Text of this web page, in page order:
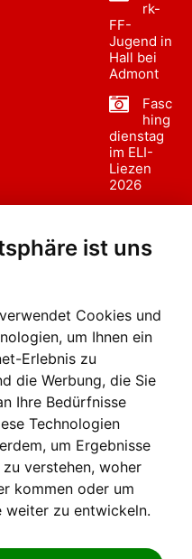
ist uns
Cookies und
um Ihnen ein
Erlebnis zu
die Werbung, die Sie
Ihre Bedürfnisse
Technologien
um Ergebnisse
zu verstehen, woher
kommen oder um
weiter zu entwickeln.
rk-
FF-
Jugend in
Hall bei
Admont
Fasc
hing
dienstag
im ELI-
Liezen
2026
sumzug
Liezen
BLO24.at werben?
(0)664 2226600